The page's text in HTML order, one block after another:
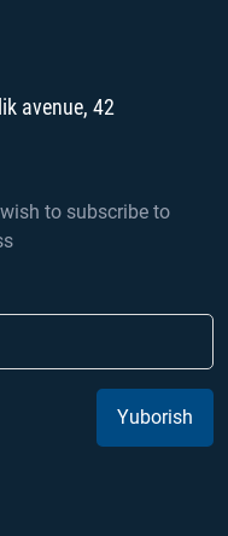
avenue, 42
to subscribe to
Yuborish